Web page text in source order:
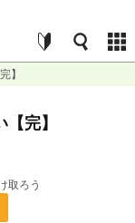
】
完】
取ろう